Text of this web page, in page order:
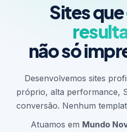
Sites que
não só
Desenvolvemos sites
próprio, alta performance,
conversão. Nenhum
Atuamos em Mundo